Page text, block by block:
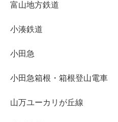
富山地方鉄道
小湊鉄道
小田急
小田急箱根・箱根登山電車
山万ユーカリが丘線